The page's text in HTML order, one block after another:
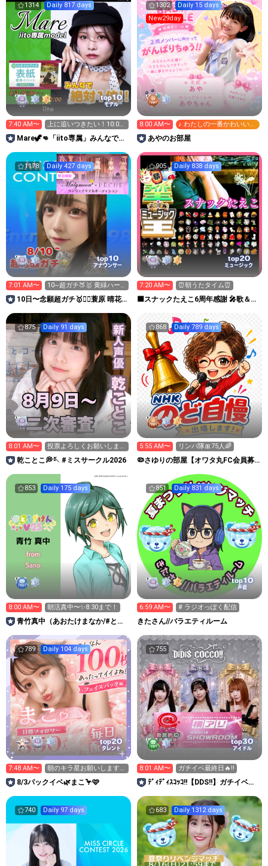
1314 Daily 817 days
top10
モデル
7:40 AM〜
上に追いつきたい！10:00
迄、次12:50🦖👊
Mare🦖👊「iito専属」みんなで表
1302
Daily 15 days
New29day
8:00 AM〜
♪ わたしの一番かわいいと
ころ
あやのお部屋
1178 Daily 427 days
top10
アナウンサー
7:01 AM〜
10~超ガチ🍑🥇 黄緑ハー
ト💚あつめてます
10日〜念願超ガチ🥇❤️‍🔥蓑原 晴花
905 Daily 838 days
top20
ミュージック
7:20 AM〜 ⏰朝うたタイム⏰
🟪スナックたえこ6周年感謝 🎤歌＆ウ
875 Daily 91 days
8:01 AM〜
投票よろしくお願いしま
す！！
乾ことこ💭🪡 #ミスサークル2026
868 Daily 789 days
5:55 AM〜 リンパ隊🎀75人🌈
🦠さゆりの部屋【オワタ丸FC会員募
853 Daily 175 days
8:00 AM〜 朝活真中〜✨8:30まで！
青竹真中（あおたけまなか/#とち
851 Daily 831 days
top10
声優
6:59 AM〜 # ラジオっぽく配信
きたさん//バラエティルーム
789 Daily 104 days
top20
タレント
7:48 AM〜
朝のキラ星お願いします
👶🏻💗
8/3パックイベ🌿まこ🦩🩷
755
top30
アイドル
8:01 AM〜 ガチイベ最終日🔥‼️
ﾃﾞｨﾃﾞｨｽｺｯｺ!!【DDS!!】ガチイベ参
740 Daily 97 days 683 Daily 1312 days